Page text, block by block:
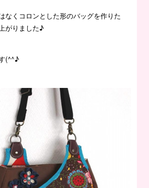
なくコロンとした形のバッグを作りた
がりました♪
(^^♪